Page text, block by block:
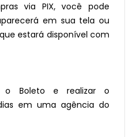
via PIX, você pode
em sua tela ou
estará disponível com
o Boleto e realizar o
em uma agência do